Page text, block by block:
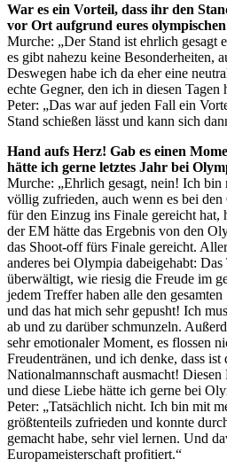
War es ein Vorteil, dass ihr den
vor Ort aufgrund eures
Murche: „Der Stand ist ehrlich gesagt
es gibt nahezu keine Besonderheiten,
Deswegen habe ich da eher eine
echte Gegner, den ich in diesen Tagen
Peter: „Das war auf jeden Fall ein
Stand schießen lässt und kann sich
Hand aufs Herz! Gab es einen
hätte ich gerne letztes Jahr bei
Murche: „Ehrlich gesagt, nein! Ich bin
völlig zufrieden, auch wenn es bei
für den Einzug ins Finale gereicht hat,
der EM hätte das Ergebnis von den
das Shoot-off fürs Finale gereicht.
anderes bei Olympia dabeigehabt:
überwältigt, wie riesig die Freude im
jedem Treffer haben alle den
und das hat mich sehr gepusht! Ich
ab und zu darüber schmunzeln.
sehr emotionaler Moment, es flossen
Freudentränen, und ich denke, dass ist
Nationalmannschaft ausmacht!
und diese Liebe hätte ich gerne bei
Peter: „Tatsächlich nicht. Ich bin mit
größtenteils zufrieden und konnte
gemacht habe, sehr viel lernen. Und
Europameisterschaft profitiert.“